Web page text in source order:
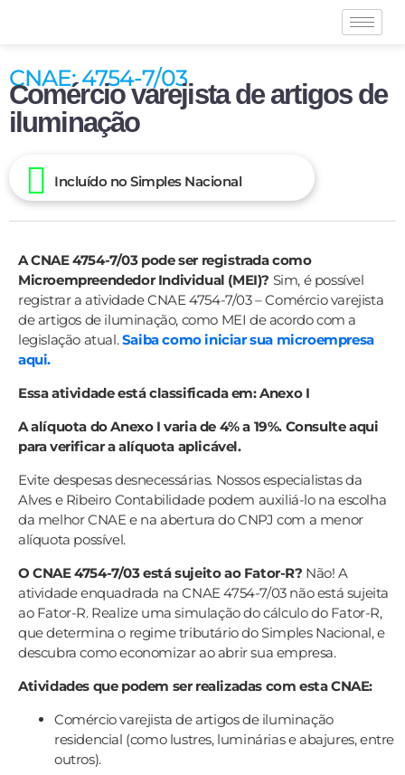
CNAE: 4754-7/03
Comércio varejista de artigos de
iluminação
Incluído no Simples Nacional
A CNAE 4754-7/03 pode ser registrada como
Microempreendedor Individual (MEI)? Sim, é possível
registrar a atividade CNAE 4754-7/03 – Comércio varejista
de artigos de iluminação, como MEI de acordo com a
legislação atual.Saiba como iniciar sua microempresa
aqui.
Essa atividade está classificada em: Anexo I
A alíquota do Anexo I varia de 4% a 19%. Consulte aqui
para verificar a alíquota aplicável.
Evite despesas desnecessárias. Nossos especialistas da
Alves e Ribeiro Contabilidade podem auxiliá-lo na escolha
da melhor CNAE e na abertura do CNPJ com a menor
alíquota possível.
O CNAE 4754-7/03 está sujeito ao Fator-R? Não! A
atividade enquadrada na CNAE 4754-7/03 não está sujeita
ao Fator-R. Realize uma simulação do cálculo do Fator-R,
que determina o regime tributário do Simples Nacional, e
descubra como economizar ao abrir sua empresa.
Atividades que podem ser realizadas com esta CNAE:
Comércio varejista de artigos de iluminação
residencial (como lustres, luminárias e abajures, entre
outros).